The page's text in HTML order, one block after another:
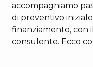
accompagniamo
di preventivo
finanziamento, con
consulente. Ecco